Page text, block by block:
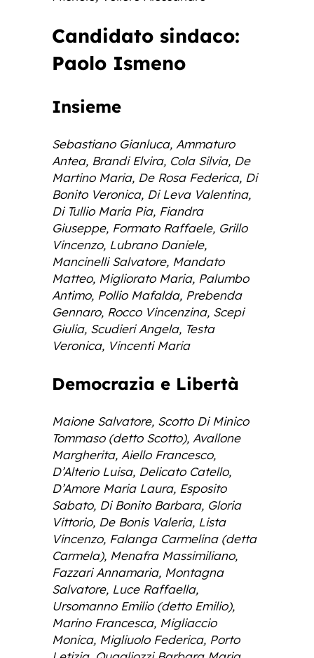
Candidato sindaco:
Paolo Ismeno
Insieme
Sebastiano Gianluca, Ammaturo
Antea, Brandi Elvira, Cola Silvia, De
Martino Maria, De Rosa Federica, Di
Bonito Veronica, Di Leva Valentina,
Di Tullio Maria Pia, Fiandra
Giuseppe, Formato Raffaele, Grillo
Vincenzo, Lubrano Daniele,
Mancinelli Salvatore, Mandato
Matteo, Migliorato Maria, Palumbo
Antimo, Pollio Mafalda, Prebenda
Gennaro, Rocco Vincenzina, Scepi
Giulia, Scudieri Angela, Testa
Veronica, Vincenti Maria
Democrazia e Libertà
Maione Salvatore, Scotto Di Minico
Tommaso (detto Scotto), Avallone
Margherita, Aiello Francesco,
D’Alterio Luisa, Delicato Catello,
D’Amore Maria Laura, Esposito
Sabato, Di Bonito Barbara, Gloria
Vittorio, De Bonis Valeria, Lista
Vincenzo, Falanga Carmelina (detta
Carmela), Menafra Massimiliano,
Fazzari Annamaria, Montagna
Salvatore, Luce Raffaella,
Ursomanno Emilio (detto Emilio),
Marino Francesca, Migliaccio
Monica, Migliuolo Federica, Porto